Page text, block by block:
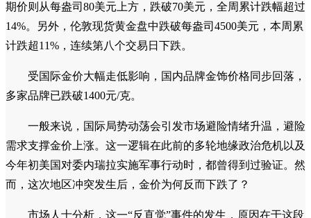
期价则从每盎司80美元上方，跌破70美元，全周累计跌幅超过
14%。另外，伦敦现货黄金盘中跌破每盎司4500美元，本周累
计跌超11%，连续第八个交易日下跌。
受国际金价大幅走低影响，国内品牌金饰价格同步回落，
多家品牌已跌破1400元/克。
一般来说，国际局势动荡会引发市场避险情绪升温，避险
需求支撑金价上涨。这一逻辑在此前的多轮地缘政治危机以及
今年初美国对委内瑞拉实施军事行动时，都曾得到过验证。然
而，这次地区冲突发生后，金价为何反而下跌了？
市场人士分析，这一“反直觉”事件的发生，原因在于这段